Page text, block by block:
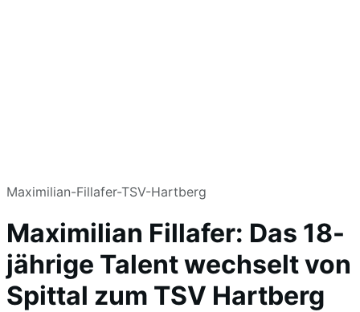
Maximilian-Fillafer-TSV-Hartberg
Maximilian Fillafer: Das 18-
jährige Talent wechselt von
Spittal zum TSV Hartberg